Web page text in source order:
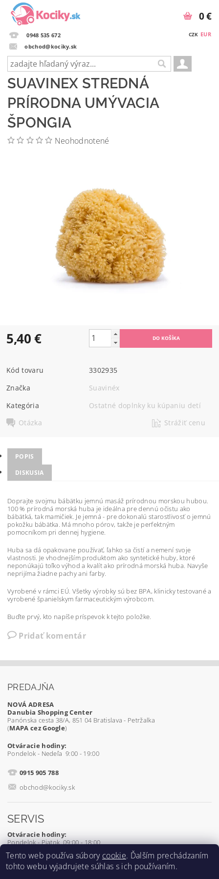
0948 535 672
obchod@kociky.sk
CZK EUR
0 €
SUAVINEX STREDNÁ
PRÍRODNA UMÝVACIA
ŠPONGIA
Neohodnotené
5,40 €
Kód tovaru
3302935
Značka
Suavinéx
Kategória
Ostatné doplnky ku kúpaniu detí
Otázka
Strážiť cenu
POPIS
DISKUSIA
Doprajte svojmu bábätku jemnú masáž prírodnou morskou hubou.
100 % prírodná morská huba je ideálna pre dennú očistu ako
bábätká, tak mamičiek. Je jemná - pre dokonalú starostlivosť o jemnú
pokožku bábätka. Má mnoho pórov, takže je perfektným
pomocníkom pri dennej hygiene.
Huba sa dá opakovane používať, ľahko sa čistí a nemení svoje
vlastnosti. Je vhodnejším produktom ako syntetické huby, ktoré
neponúkajú toľko výhod a kvalít ako prírodná morská huba. Navyše
neprijíma žiadne pachy ani farby.
Vyrobené v rámci EÚ. Všetky výrobky sú bez BPA, klinicky testované a
vyrobené španielskym farmaceutickým výrobcom.
Buďte prvý, kto napíše príspevok k tejto položke.
Pridať komentár
PREDAJŇA
NOVÁ ADRESA
Danubia Shopping Center
Panónska cesta 38/A, 851 04 Bratislava - Petržalka
(MAPA cez Google)
Otváracie hodiny:
Pondelok - Nedeľa 9:00 - 19:00
0915 905 788
obchod@kociky.sk
SERVIS
Otváracie hodiny:
Pondelok - Piatok 09:00 - 18:00
0905 539 927
Tento web používa súbory cookie. Ďalším prechádzaním
tohto webu vyjadrujete súhlas s ich používaním.